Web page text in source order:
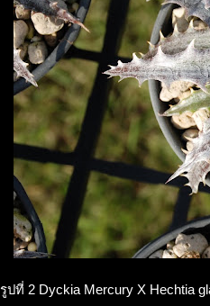
รูปที่ 2 Dyckia Mercury X Hechtia